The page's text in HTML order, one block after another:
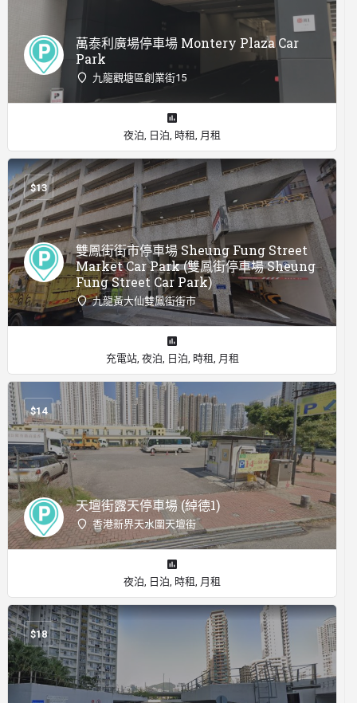
萬泰利廣場停車場 Montery Plaza Car
Park
九龍觀塘區創業街15
夜泊, 日泊, 時租, 月租
雙鳳街街市停車場 Sheung Fung Street
Market Car Park (雙鳳街停車場 Sheung
Fung Street Car Park)
九龍黃大仙雙鳳街街市
$13
充電站, 夜泊, 日泊, 時租, 月租
天壇街露天停車場 (綽德1)
香港新界天水圍天壇街
$14
夜泊, 日泊, 時租, 月租
$18